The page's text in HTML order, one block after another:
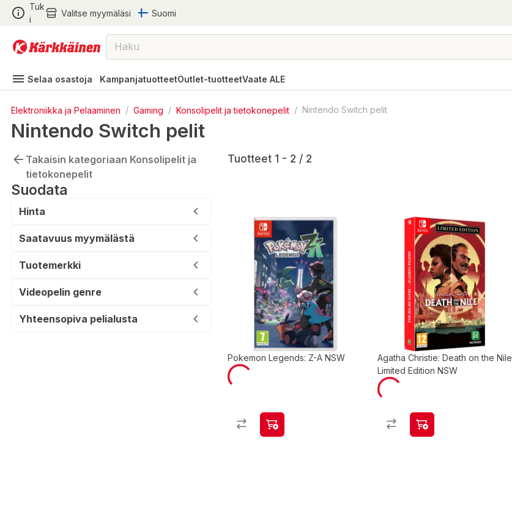
Tuk
i
Valitse myymäläsi Suomi
Selaa osastoja KampanjatuotteetOutlet-tuotteetVaate ALE
Elektroniikka ja Pelaaminen / Gaming / Konsolipelit ja tietokonepelit / Nintendo Switch pelit
Nintendo Switch pelit
Takaisin kategoriaan Konsolipelit ja
tietokonepelit
Suodata
Hinta
Saatavuus myymälästä
Tuotemerkki
Videopelin genre
Yhteensopiva pelialusta
Tuotteet 1 - 2 / 2
Pokemon Legends: Z-A NSW
Agatha Christie: Death on the Nile
Limited Edition NSW